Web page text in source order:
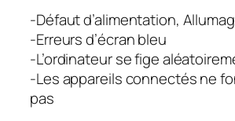
-Défaut d’alimentation,
-Erreurs d’écran bleu
-L’ordinateur se fige
-Les appareils connectés ne
pas